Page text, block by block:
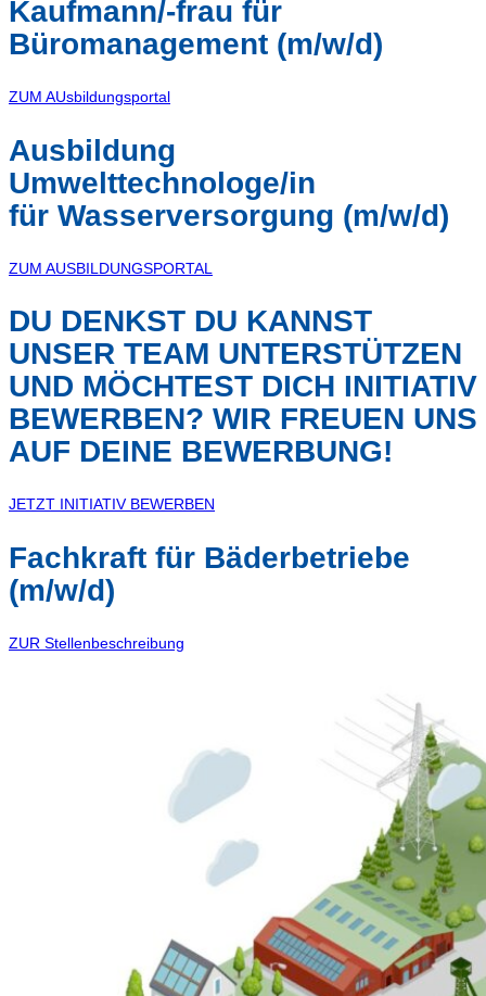
Kaufmann/-frau für
Büromanagement (m/w/d)
ZUM AUsbildungsportal
Ausbildung
Umwelttechnologe/in
für Wasserversorgung (m/w/d)
ZUM AUSBILDUNGSPORTAL
DU DENKST DU KANNST
UNSER TEAM UNTERSTÜTZEN
UND MÖCHTEST DICH INITIATIV
BEWERBEN? WIR FREUEN UNS
AUF DEINE BEWERBUNG!
JETZT INITIATIV BEWERBEN
Fachkraft für Bäderbetriebe
(m/w/d)
ZUR Stellenbeschreibung